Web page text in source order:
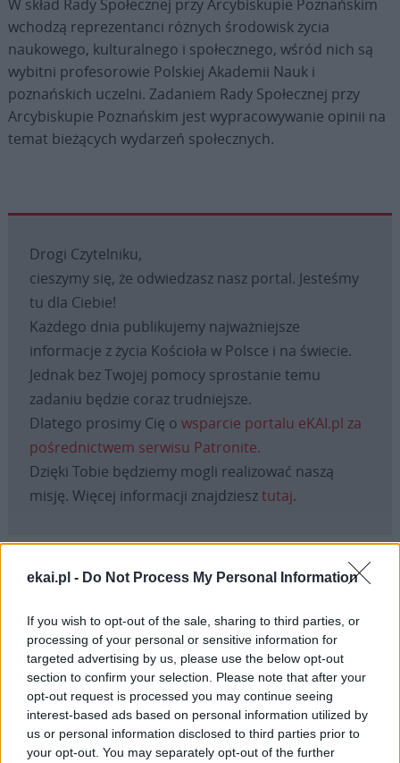
ekai.pl - Do Not Process My Personal Information
If you wish to opt-out of the sale, sharing to third parties, or
processing of your personal or sensitive information for
targeted advertising by us, please use the below opt-out
section to confirm your selection. Please note that after your
opt-out request is processed you may continue seeing
interest-based ads based on personal information utilized by
us or personal information disclosed to third parties prior to
your opt-out. You may separately opt-out of the further
W skład Rady Społecznej przy Arcybiskupie Poznańskim
wchodzą reprezentanci różnych środowisk życia
naukowego, kulturalnego i społecznego, wśród nich są
wybitni profesorowie Polskiej Akademii Nauk i
poznańskich uczelni. Zadaniem Rady Społecznej przy
Arcybiskupie Poznańskim jest wypracowywanie opinii na
temat bieżących wydarzeń społecznych.
Drogi Czytelniku,
cieszymy się, że odwiedzasz nasz portal. Jesteśmy
tu dla Ciebie!
Każdego dnia publikujemy najważniejsze
informacje z życia Kościoła w Polsce i na świecie.
Jednak bez Twojej pomocy sprostanie temu
zadaniu będzie coraz trudniejsze.
Dlatego prosimy Cię o wsparcie portalu eKAI.pl za
pośrednictwem serwisu Patronite.
Dzięki Tobie będziemy mogli realizować naszą
misję. Więcej informacji znajdziesztutaj.
Facebook
TwitterMessengerWhatsApp
Email Copy
Link
Print
Wersja do druku
Tagi: ABP ZBIGNIEW ZIELIŃSKI POZNAŃSKA